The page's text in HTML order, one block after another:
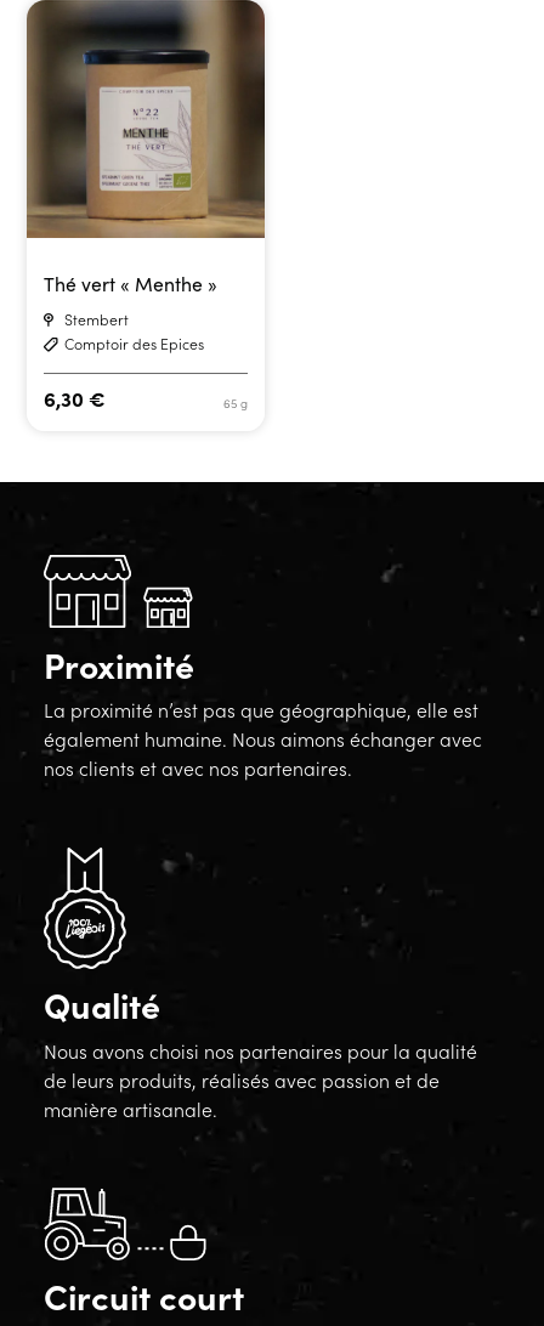
Thé vert « Menthe »
Stembert
Comptoir des Epices
65 g
6,30€
Proximité
La proximité n’est pas que géographique, elle est
également humaine. Nous aimons échanger avec
nos clients et avec nos partenaires.
Qualité
Nous avons choisi nos partenaires pour la qualité
de leurs produits, réalisés avec passion et de
manière artisanale.
Circuit court